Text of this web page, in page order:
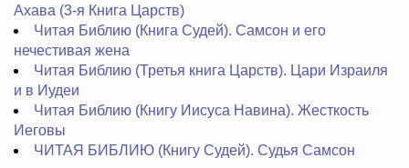
Ахава (3-я Книга Царств)
Читая Библию (Книга Судей). Самсон и его
нечестивая жена
Читая Библию (Третья книга Царств). Цари Израиля
и в Иудеи
Читая Библию (Книгу Иисуса Навина). Жесткость
Иеговы
ЧИТАЯ БИБЛИЮ (Книгу Судей). Судья Самсон